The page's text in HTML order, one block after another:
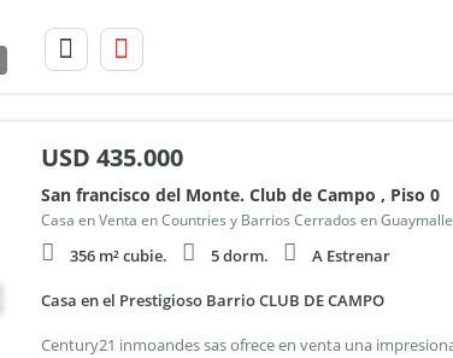
USD 435.000
San francisco del Monte. Club de Campo , Piso 0
Casa en Venta en Countries y Barrios Cerrados en
356 m² cubie. 5 dorm. A Estrenar
Casa en el Prestigioso Barrio CLUB DE CAMPO